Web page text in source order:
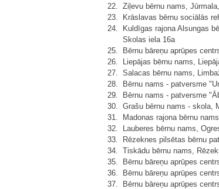
22.
Ziļevu bērnu nams,
23.
Krāslavas bērnu sociālās
24.
Kuldīgas rajona Alsungas
Skolas iela 16a
25.
Bērnu bāreņu aprūpes
26.
Liepājas bērnu nams,
27.
Salacas bērnu nams,
28.
Bērnu nams - patversme
29.
Bērnu nams - patversme
30.
Grašu bērnu nams - skola,
31.
Madonas rajona bērnu
32.
Lauberes bērnu nams,
33.
Rēzeknes pilsētas bērnu
34.
Tiskādu bērnu nams,
35.
Bērnu bāreņu aprūpes
36.
Bērnu bāreņu aprūpes
37.
Bērnu bāreņu aprūpes